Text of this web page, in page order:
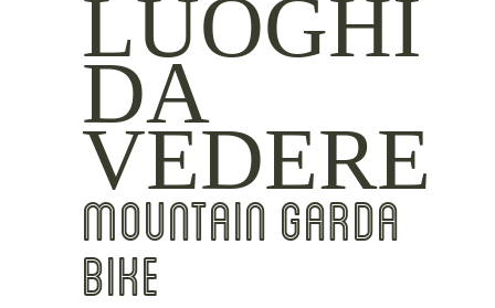
LUOGHI
DA
VEDERE
MOUNTAIN GARDA
BIKE